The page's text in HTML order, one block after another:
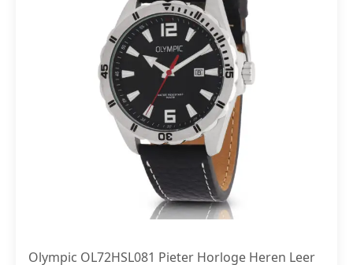
Olympic OL72HSL081 Pieter Horloge Heren Leer